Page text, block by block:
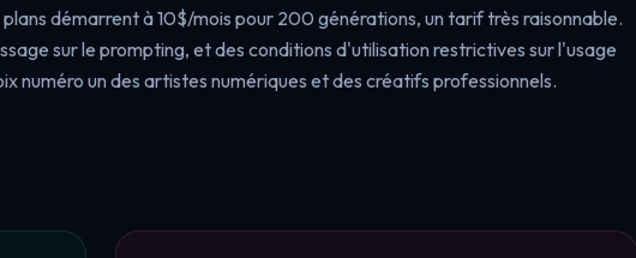
démarrent à 10$/mois pour 200 générations, un tarif très raisonnable.
sur le prompting, et des conditions d'utilisation restrictives sur l'usage
numéro un des artistes numériques et des créatifs professionnels.